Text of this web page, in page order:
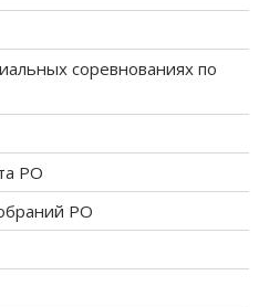
соревнованиях по
РО
РО